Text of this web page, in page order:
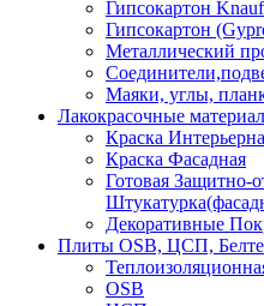
Гипсокартон Knauf
Гипсокартон
Металлический
Маяки, углы,
Лакокрасочные
Краска
Краска Фасадная
Готовая Защитно-
Декоративные
Плиты OSB, ЦСП,
OSB